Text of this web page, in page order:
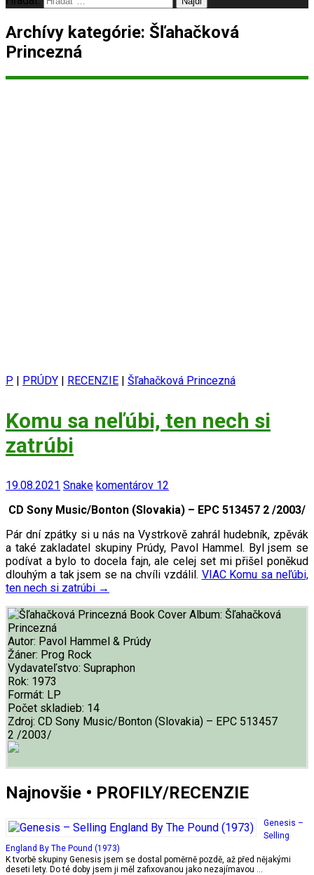
Archívy kategórie: Šľahačková
Princezná
P | PRÚDY | RECENZIE | Šľahačková Princezná
Komu sa neľúbi, ten nech si
zatrúbi
19.08.2021 Snake komentárov 12
CD Sony Music/Bonton (Slovakia) – EPC 513457 2 /2003/
Pár dní zpátky si u nás na Vystrkově zahrál hudebník, zpěvák
a také zakladatel skupiny Prúdy, Pavol Hammel. Byl jsem se
podívat a bylo to docela fajn, ale celej set mi přišel poněkud
dlouhým a tak jsem se na chvíli vzdálil. VIAC Komu sa neľúbi,
ten nech si zatrúbi →
Album: Šľahačková
Princezná
Autor: Pavol Hammel & Prúdy
Žáner: Prog Rock
Vydavateľstvo: Supraphon
Rok: 1973
Formát: LP
Počet skladieb: 14
Zdroj: CD Sony Music/Bonton (Slovakia) – EPC 513457
2 /2003/
Najnovšie • PROFILY/RECENZIE
Genesis –
Selling
England By The Pound (1973)
K tvorbě skupiny Genesis jsem se dostal poměrně pozdě, až před nějakými
deseti lety. Do té doby jsem ji měl zafixovanou jako nezajímavou …